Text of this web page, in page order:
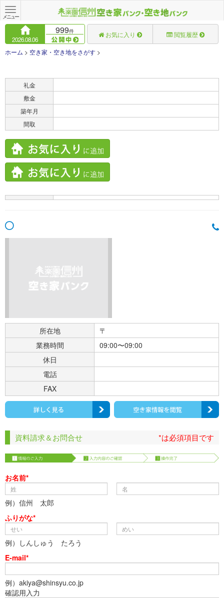
Toggle
navigation
メニュー
2026.08.06
999件 お気に入り 閲覧履歴
ホーム > 空き家・空き地をさがす >
礼金
敷金
築年月
間取
所在地
〒
業務時間
09:00〜09:00
休日
電話
FAX
資料請求＆お問合せ *は必須項目です
お名前*
例）信州 太郎
ふりがな*
例）しんしゅう たろう
E-mail*
例）akiya@shinsyu.co.jp
確認用入力